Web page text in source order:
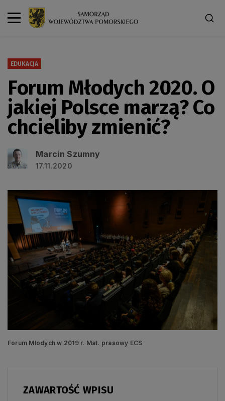
EDUKACJA
Forum Młodych 2020. O
jakiej Polsce marzą? Co
chcieliby zmienić?
Marcin Szumny
17.11.2020
Forum Młodych w 2019 r. Mat. prasowy ECS
ZAWARTOŚĆ WPISU